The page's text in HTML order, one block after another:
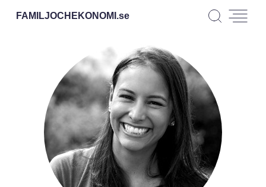
FAMILJOCHEKONOMI.se